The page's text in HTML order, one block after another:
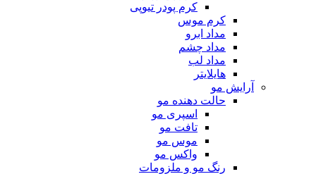
کرم پودر تیوپی
کرم موس
مداد ابرو
مداد چشم
مداد لب
هایلایتر
آرایش مو
حالت دهنده مو
اسپری مو
تافت مو
موس مو
واکس مو
رنگ مو و ملزومات